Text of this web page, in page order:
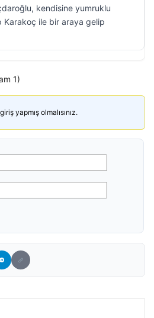
kendisine yumruklu
Karakoç ile bir araya gelip
1)
yapmış olmalısınız.